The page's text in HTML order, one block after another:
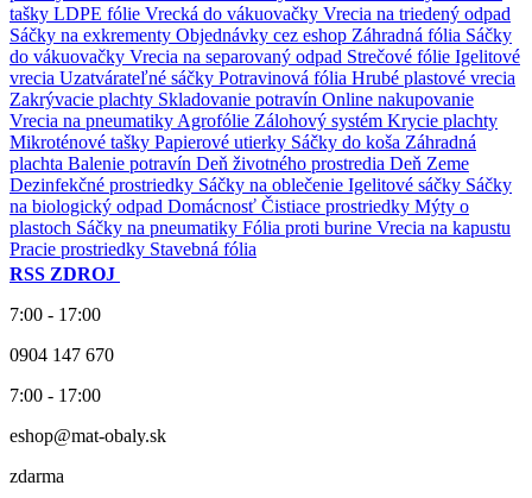
tašky LDPE fólie Vrecká do vákuovačky Vrecia na triedený odpad
Sáčky na exkrementy Objednávky cez eshop Záhradná fólia Sáčky
do vákuovačky Vrecia na separovaný odpad Strečové fólie Igelitové
vrecia Uzatvárateľné sáčky Potravinová fólia Hrubé plastové vrecia
Zakrývacie plachty Skladovanie potravín Online nakupovanie
Vrecia na pneumatiky Agrofólie Zálohový systém Krycie plachty
Mikroténové tašky Papierové utierky Sáčky do koša Záhradná
plachta Balenie potravín Deň životného prostredia Deň Zeme
Dezinfekčné prostriedky Sáčky na oblečenie Igelitové sáčky Sáčky
na biologický odpad Domácnosť Čistiace prostriedky Mýty o
plastoch Sáčky na pneumatiky Fólia proti burine Vrecia na kapustu
Pracie prostriedky Stavebná fólia
RSS ZDROJ
7:00 - 17:00
0904 147 670
7:00 - 17:00
eshop@mat-obaly.sk
zdarma